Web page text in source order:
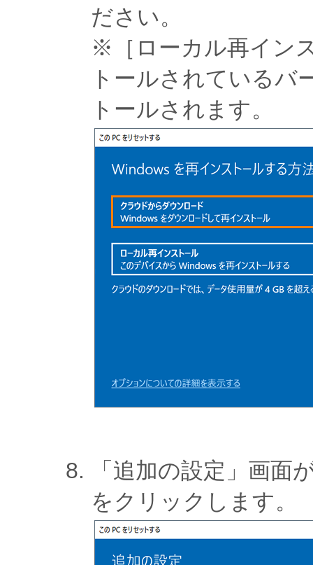
ださい。
※［ローカル再イン
トールされているバ
トールされます。
「追加の設定」画面
をクリックします。